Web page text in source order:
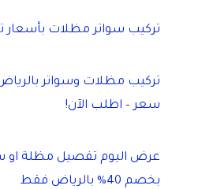
تركيب سواتر مظلات بأسعار
تركيب مظلات وسواتر
سعر – اطلب الآن!
عرض اليوم تفصيل مظلة او
بخصم 40% بالرياض فقط